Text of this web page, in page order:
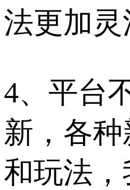
法更加灵
4、平台
新，各种
和玩法，